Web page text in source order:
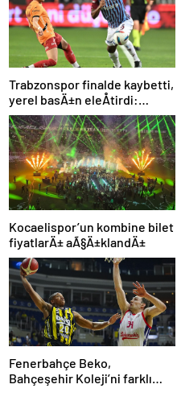
Trabzonspor finalde kaybetti,
yerel basÄ±n eleÅtirdi:
“Futbol felaket, sonuÃ§
rezalet”
Kocaelispor’un kombine bilet
fiyatlarÄ± aÃ§Ä±klandÄ±
Fenerbahçe Beko,
Bahçeşehir Koleji’ni farklı